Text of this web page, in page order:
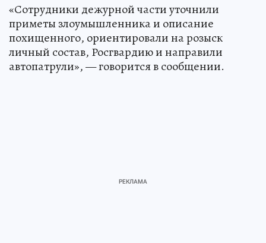
«Сотрудники дежурной части уточнили
приметы злоумышленника и описание
похищенного, ориентировали на розыск
личный состав, Росгвардию и направили
автопатрули», — говорится в сообщении.